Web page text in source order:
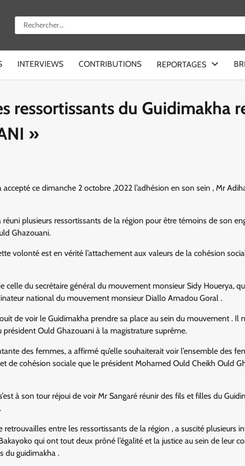
Rechercher :
INTERVIEWS CONTRIBUTIONS REPORTAGES
ressortissants du Guidimakha
»
ce dimanche 2 octobre ,2022 l’adhésion en son sein , Mr
plusieurs ressortissants de la région pour être témoins de son
Ghazouani.
volonté est en vérité l’attachement aux valeurs de la cohésion
celle du secrétaire général du mouvement monsieur Sidy Houerya,
national du mouvement monsieur Diallo Amadou Goral .
de voir le Guidimakha prendre sa place au sein du mouvement . Il
président Ould Ghazouani à la magistrature suprême.
des femmes, a affirmé qu’elle souhaiterait voir l’ensemble des
de cohésion sociale que le président Mohamed Ould Cheikh Ould
à son tour réjoui de voir Mr Sangaré réunir des fils et filles du
entre les ressortissants de la région , a suscité plusieurs
qui ont tout deux prôné l’égalité et la justice au sein de leur
du guidimakha .